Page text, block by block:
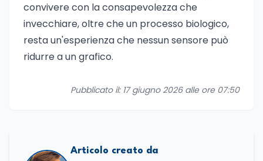
convivere con la consapevolezza che
invecchiare, oltre che un processo biologico,
resta un'esperienza che nessun sensore può
ridurre a un grafico.
Pubblicato il: 17 giugno 2026 alle ore 07:50
Articolo creato da